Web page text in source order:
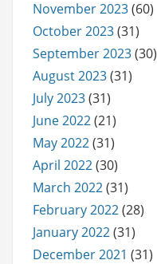
November 2023(60)
October 2023(31)
September 2023(30)
August 2023(31)
July 2023(31)
June 2022(21)
May 2022(31)
April 2022(30)
March 2022(31)
February 2022(28)
January 2022(31)
December 2021 (31)